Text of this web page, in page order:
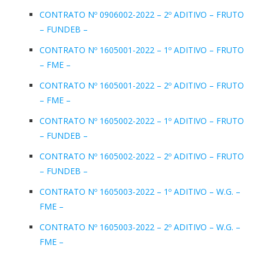
CONTRATO Nº 0906002-2022 – 2º ADITIVO – FRUTO
– FUNDEB –
CONTRATO Nº 1605001-2022 – 1º ADITIVO – FRUTO
– FME –
CONTRATO Nº 1605001-2022 – 2º ADITIVO – FRUTO
– FME –
CONTRATO Nº 1605002-2022 – 1º ADITIVO – FRUTO
– FUNDEB –
CONTRATO Nº 1605002-2022 – 2º ADITIVO – FRUTO
– FUNDEB –
CONTRATO Nº 1605003-2022 – 1º ADITIVO – W.G. –
FME –
CONTRATO Nº 1605003-2022 – 2º ADITIVO – W.G. –
FME –